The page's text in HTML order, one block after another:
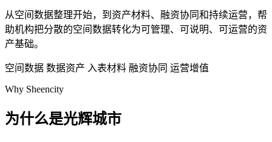
从空间数据整理开始，到资产材料、融资协同和持续运营，帮
助机构把分散的空间数据转化为可管理、可说明、可运营的资
产基础。
空间数据 数据资产 入表材料 融资协同 运营增值
Why Sheencity
为什么是光辉城市